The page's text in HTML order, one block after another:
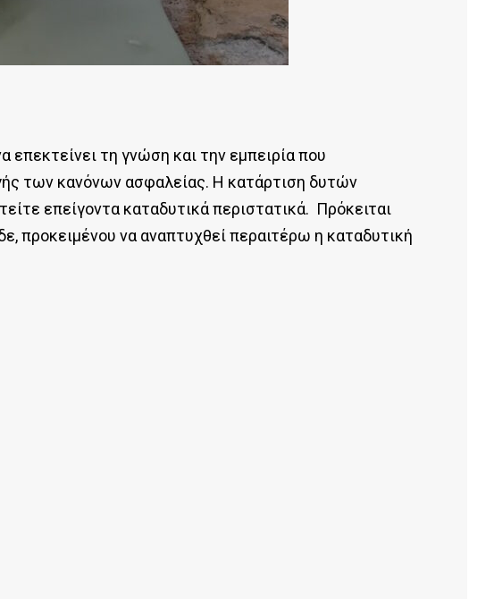
επεκτείνει τη γνώση και την εμπειρία που
των κανόνων ασφαλείας. Η κατάρτιση δυτών
επείγοντα καταδυτικά περιστατικά. Πρόκειται
προκειμένου να αναπτυχθεί περαιτέρω η καταδυτική